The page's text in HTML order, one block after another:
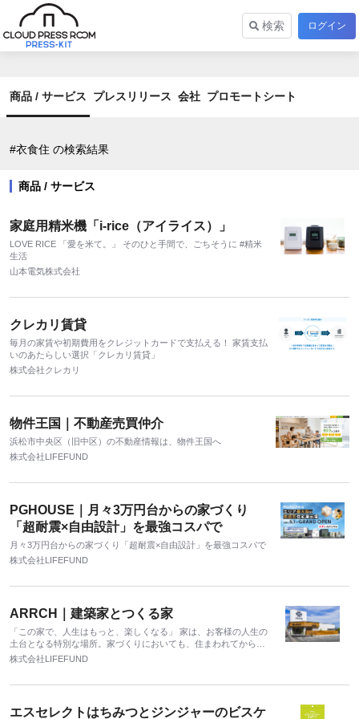
検索 ログイン
商品 / サービス プレスリリース 会社 プロモートシート
#衣食住 の検索結果
商品 / サービス
家庭用精米機「i-rice（アイライス）」
LOVE RICE 「愛を米て。」 そのひと手間で、ごちそうに #精米
生活
山本電気株式会社
クレカリ賃貸
毎月の家賃や初期費用をクレジットカードで⽀払える！ 家賃支払
いのあたらしい選択「クレカリ賃貸」
株式会社クレカリ
物件王国｜不動産売買仲介
浜松市中央区（旧中区）の不動産情報は、物件王国へ
株式会社LIFEFUND
PGHOUSE｜月々3万円台からの家づくり
「超耐震×自由設計」を最強コスパで
月々3万円台からの家づくり「超耐震×自由設計」を最強コスパで
株式会社LIFEFUND
ARRCH｜建築家とつくる家
「この家で、人生はもっと、楽しくなる」 家は、お客様の人生の
土台となる特別な場所。家づくりにおいても、住まわれてから
も、不安なく、喜びのある人生を歩んでいただきたいと考えてい
株式会社LIFEFUND
エスセレクトはちみつとジンジャーのビスケ